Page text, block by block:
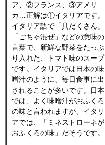
ア、②フランス、③アメリ
カ…正解は①イタリアです。
イタリア語で「具だくさん」
「ごちゃ混ぜ」などの意味の
言葉で、新鮮な野菜をたっぷ
り入れた、トマト味のスープ
です。イタリアでは日本の味
噌汁のように、毎日食事に出
されることが多いです。日本
では、よく味噌汁がおふくろ
の味と言われますが、イタリ
アでは、「ミネストローネが
おふくろの味」だそうです。